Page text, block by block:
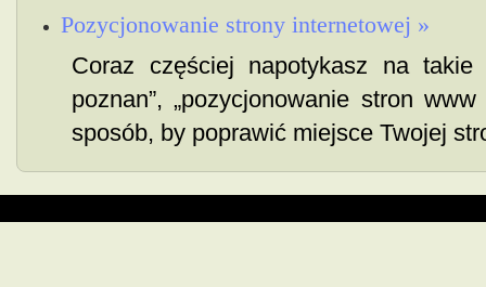
Pozycjonowanie strony internetowej »
Coraz częściej napotykasz na takie
poznan”, „pozycjonowanie stron
sposób, by poprawić miejsce Twojej